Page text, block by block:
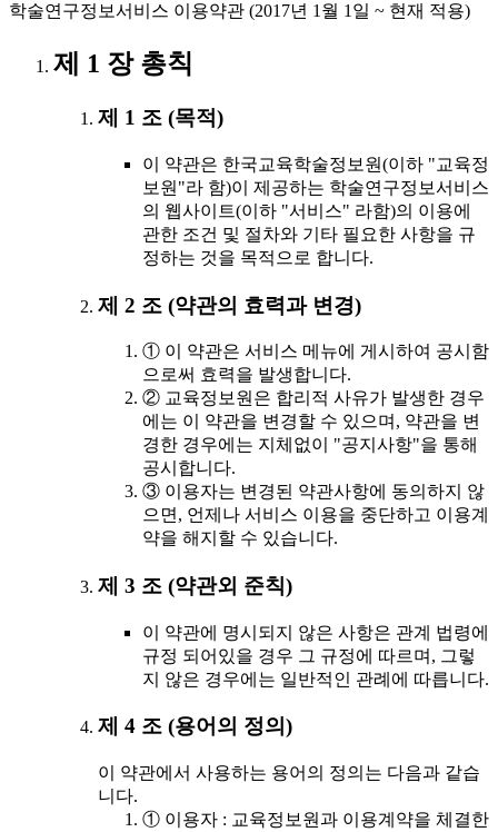
학술연구정보서비스 이용약관 (2017년 1월 1일 ~ 현재 적용)
제 1 장 총칙
제 1 조 (목적)
이 약관은 한국교육학술정보원(이하 "교육정
보원"라 함)이 제공하는 학술연구정보서비스
의 웹사이트(이하 "서비스" 라함)의 이용에
관한 조건 및 절차와 기타 필요한 사항을 규
정하는 것을 목적으로 합니다.
제 2 조 (약관의 효력과 변경)
① 이 약관은 서비스 메뉴에 게시하여 공시함
으로써 효력을 발생합니다.
② 교육정보원은 합리적 사유가 발생한 경우
에는 이 약관을 변경할 수 있으며, 약관을 변
경한 경우에는 지체없이 "공지사항"을 통해
공시합니다.
③ 이용자는 변경된 약관사항에 동의하지 않
으면, 언제나 서비스 이용을 중단하고 이용계
약을 해지할 수 있습니다.
제 3 조 (약관외 준칙)
이 약관에 명시되지 않은 사항은 관계 법령에
규정 되어있을 경우 그 규정에 따르며, 그렇
지 않은 경우에는 일반적인 관례에 따릅니다.
제 4 조 (용어의 정의)
이 약관에서 사용하는 용어의 정의는 다음과 같습
니다.
① 이용자 : 교육정보원과 이용계약을 체결한